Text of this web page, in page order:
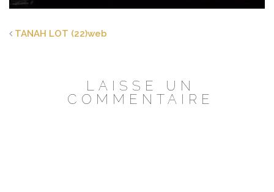
TANAH LOT (22)web
LAISSE UN
COMMENTAIRE